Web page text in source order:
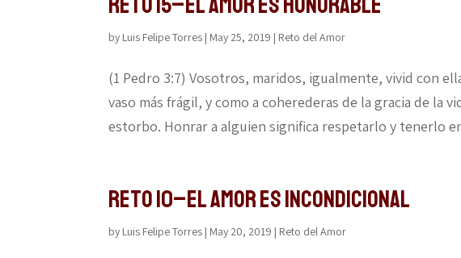
by Luis Felipe Torres | May 25, 2019 | Reto del Amor
(1 Pedro 3:7) Vosotros, maridos, igualmente, vivid con
vaso más frágil, y como a coherederas de la gracia de la
estorbo. Honrar a alguien significa respetarlo y tenerlo
Reto 10–El amor es incondicional
by Luis Felipe Torres | May 20, 2019 | Reto del Amor